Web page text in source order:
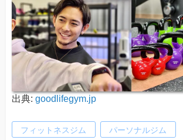
出典: goodlifegym.jp
フィットネスジム パーソナルジム